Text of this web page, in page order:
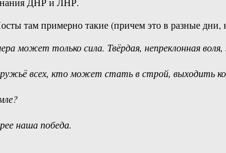
там примерно такие (причем это в разные дни,
только сила. Твёрдая, непреклонная
всех, кто может стать в строй, выходить
наша победа.